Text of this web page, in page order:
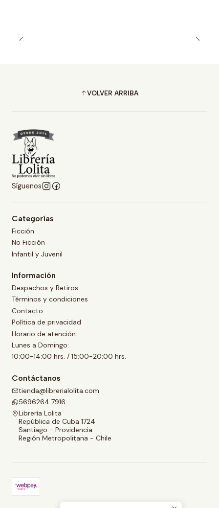
VOLVER ARRIBA
Síguenos
Categorías
Ficción
No Ficción
Infantil y Juvenil
Información
Despachos y Retiros
Términos y condiciones
Contacto
Política de privacidad
Horario de atención:
Lunes a Domingo:
10:00-14:00 hrs. / 15:00-20:00 hrs.
Contáctanos
tienda@librerialolita.com
5696264 7916
Librería Lolita
República de Cuba 1724
Santiago - Providencia
Región Metropolitana - Chile